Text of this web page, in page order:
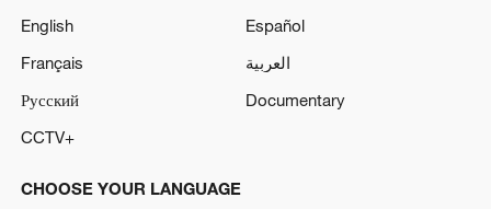
English
Español
Français
العربية
Русский
Documentary
CCTV+
CHOOSE YOUR LANGUAGE